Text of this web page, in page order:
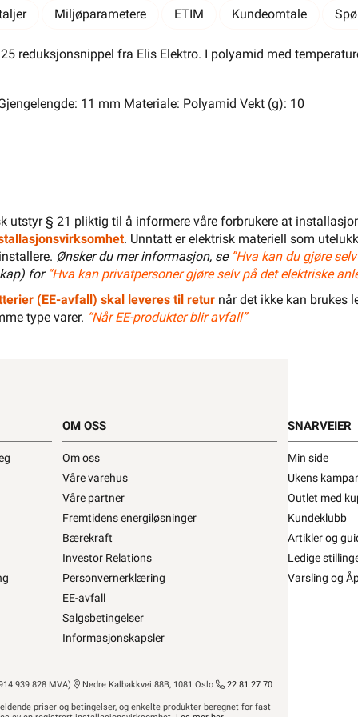
Din butikk
Kontakt
oss
Finn butikk Finn elektriker Logg inn Handlekurv
M32-M25 Polyamid
Elis Elektro Se/Still ett spørsmål (
Min butikk ikke valgt, velg
Belysning Varme Hjem & Fritid
Miljøparametere ETIM Kundeomtale
reduksjonsnippel fra Elis Elektro. I polyamid med
11 mm Materiale: Polyamid Vekt (g): 10
utstyr § 21 pliktig til å informere våre forbrukere at
. Unntatt er elektrisk materiell som
Ønsker du mer informasjon, se ”Hva kan du gjøre
for “Hva kan privatpersoner gjøre selv på det elektriske
(EE-avfall) skal leveres til retur når det ikke kan brukes
type varer. “Når EE-produkter blir avfall”
OM OSS
Om oss
Våre varehus
Våre partner
Fremtidens energiløsninger
Bærekraft
Investor Relations
Personvernerklæring
EE-avfall
Salgsbetingelser
Informasjonskapsler
SNARVEIER
Min side
Ukens
Outlet med
Kundeklubb
Artikler og
Ledige
Varsling og
939 828 MVA) Nedre Kalbakkvei 88B, 1081 Oslo 22 81 27 70
priser og betingelser, og enkelte produkter beregnet for fast